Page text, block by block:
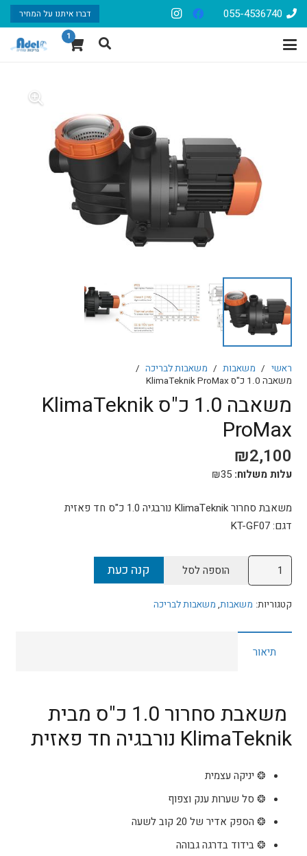
055-4536740 דברו איתנו על המחיר
1
ראשי / משאבות / משאבות לבריכה /
משאבה 1.0 כ"ס KlimaTeknik ProMax
משאבה 1.0 כ"ס KlimaTeknik
ProMax
₪2,100
עלות משלוח: ₪35
משאבת סחרור KlimaTeknik נורבגיה 1.0 כ"ס חד פאזית
דגם: KT-GF07
כמות
של
משאבה
כ"ס
KlimaTeknik
הוספה לסל קנה כעת
קטגוריות: משאבות, משאבות לבריכה
תיאור
משאבת סחרור 1.0 כ"ס מבית
KlimaTeknik נורבגיה חד פאזית
❂ יניקה עצמית
❂ סל שערות ענק וצפוף
❂ הספק אדיר של 20 קוב לשעה
❂ בידוד בדרגה גבוהה